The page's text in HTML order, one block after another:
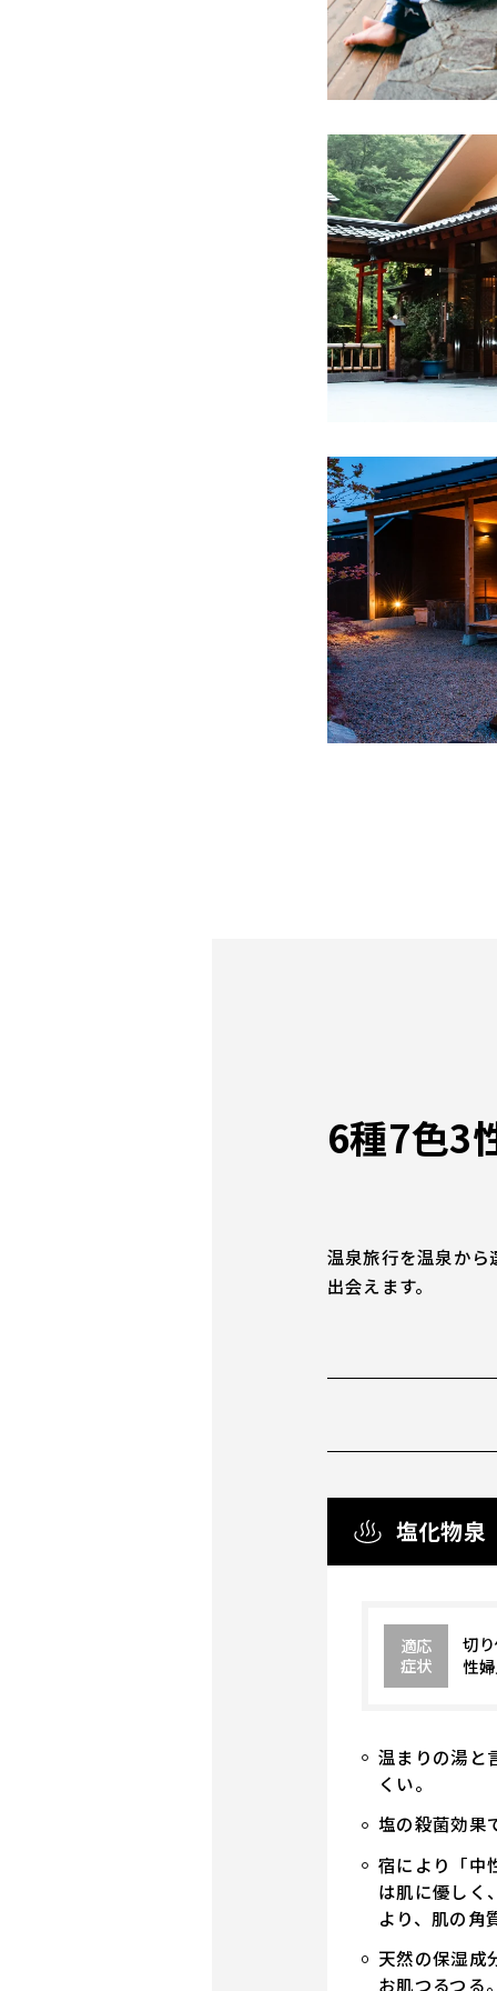
6種7色3
温泉旅行を温泉か
出会えます。
塩化物泉
適応
症状
切
性
温まりの湯と
くい。
塩の殺菌効果
宿により「中
は肌に優しく
より、肌の角
天然の保湿成
お肌つるつる